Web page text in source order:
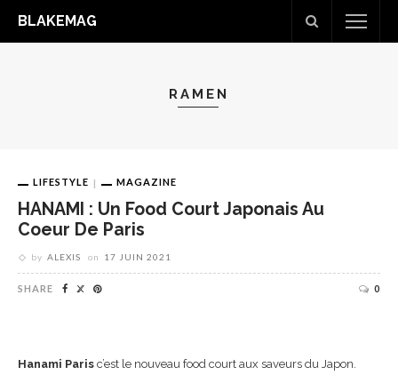
BLAKEMAG
RAMEN
LIFESTYLE MAGAZINE
HANAMI : Un Food Court Japonais Au
Coeur De Paris
by ALEXIS on 17 JUIN 2021
SHARE 0
Hanami Paris c’est le nouveau food court aux saveurs du Japon.